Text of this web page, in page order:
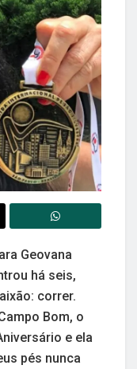
Geovana
há seis,
correr.
Bom, o
e ela
pés nunca